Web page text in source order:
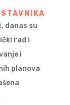
danas su
rad i
i
planova